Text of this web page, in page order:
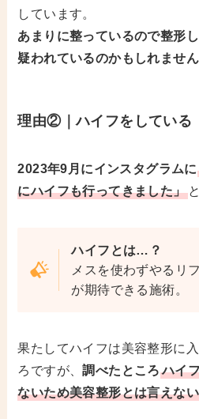
しています。
あまりに整っているので整形
疑われているのかもしれません
理由②｜ハイフをしている
2023年9月にインスタグラムに
にハイフも行ってきました」
ハイフとは…？
メスを使わずやるリ
が期待できる施術。
果たしてハイフは美容整形に
ろですが、調べたところ ハイ
ないため美容整形とは言えない